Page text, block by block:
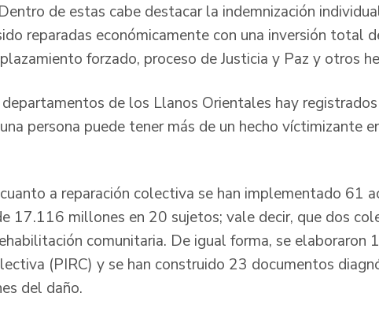
de estas cabe destacar la indemnización
reparadas económicamente con una inversión total
forzado, proceso de Justicia y Paz y otros
de los Llanos Orientales hay
persona puede tener más de un hecho víctimizante
a reparación colectiva se han implementado 61
17.116 millones en 20 sujetos; vale decir, que dos
comunitaria. De igual forma, se elaboraron
(PIRC) y se han construido 23 documentos
del daño.